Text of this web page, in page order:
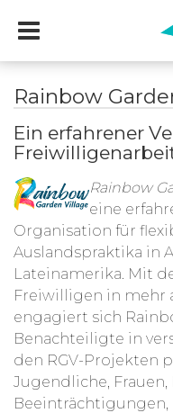
Rainbow
Ein erfahrener
Rainbow
eine
Organisation für
Auslandspraktika in
Lateinamerika. Mit
Freiwilligen in mehr
engagiert sich
Benachteiligte in
den RGV-Projekten
Jugendliche,